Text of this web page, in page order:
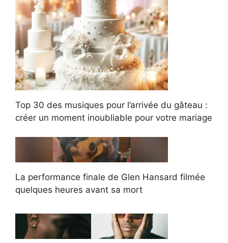
Top 30 des musiques pour l’arrivée du gâteau :
créer un moment inoubliable pour votre mariage
La performance finale de Glen Hansard filmée
quelques heures avant sa mort